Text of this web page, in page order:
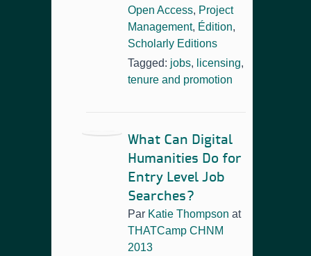
Open Access, Project
Management, Édition,
Scholarly Editions
Tagged: jobs, licensing,
tenure and promotion
What Can Digital
Humanities Do for
Entry Level Job
Searches?
Par Katie Thompson at
THATCamp CHNM
2013